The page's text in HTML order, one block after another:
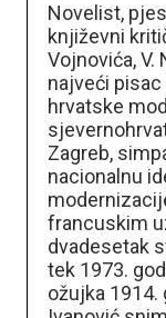
Novelist,
književni
Vojnovića, V.
najveći
hrvatske
Zagreb,
nacionalnu
francuskim
dvadesetak
tek 1973.
ožujka 1914.